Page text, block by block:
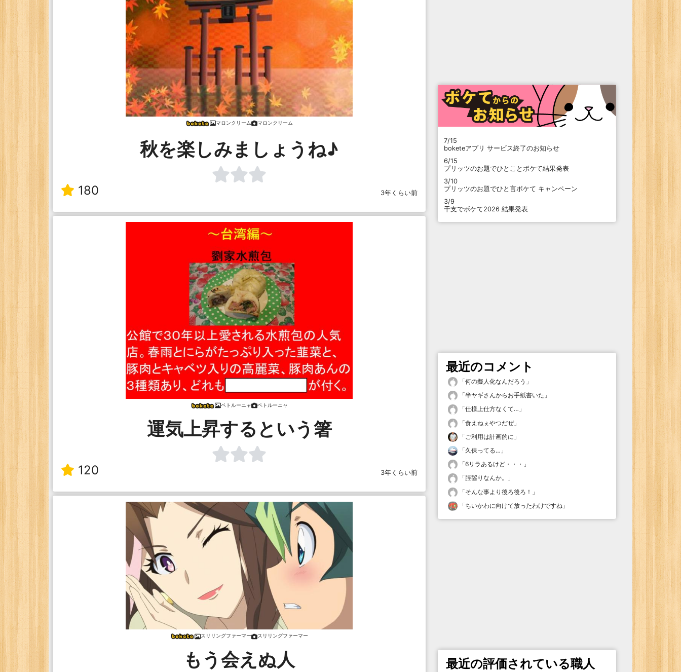
マロンクリーム マロンクリーム
秋を楽しみましょうね♪
180 3年くらい前
ペトルーニャ ペトルーニャ
運気上昇するという箸
120 3年くらい前
スリリングファーマー スリリングファーマー
もう会えぬ人
7/15
boketeアプリ サービス終了のお知らせ
6/15
プリッツのお題でひとことボケて結果発表
3/10
プリッツのお題でひと言ボケて キャンペーン
3/9
干支でボケて2026 結果発表
最近のコメント
「何の擬人化なんだろう 」
「半ヤギさんからお手紙書いた 」
「仕様上仕方なくて… 」
「食えねぇやつだぜ」
「 ご利用は計画的に 」
「久保ってる… 」
「6リラあるけど・・・ 」
「脛齧りなんか。
」
「そんな事より後ろ後ろ！ 」
「ちいかわに向けて放ったわけですね 」
最近の評価されている職人